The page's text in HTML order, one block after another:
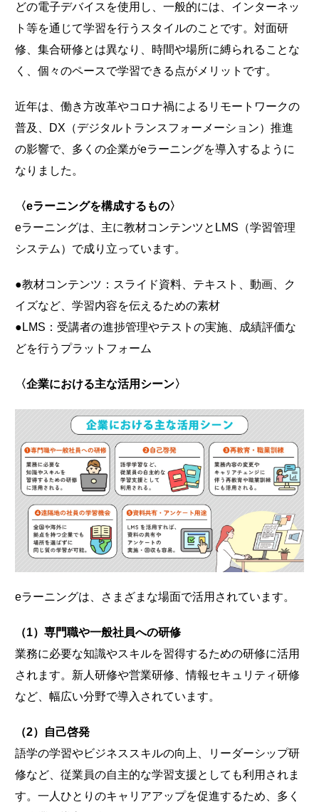
どの電子デバイスを使用し、一般的には、インターネッ
ト等を通じて学習を行うスタイルのことです。対面研
修、集合研修とは異なり、時間や場所に縛られることな
く、個々のペースで学習できる点がメリットです。
近年は、働き方改革やコロナ禍によるリモートワークの
普及、DX（デジタルトランスフォーメーション）推進
の影響で、多くの企業がeラーニングを導入するように
なりました。
〈eラーニングを構成するもの〉
eラーニングは、主に教材コンテンツとLMS（学習管理
システム）で成り立っています。
●教材コンテンツ：スライド資料、テキスト、動画、ク
イズなど、学習内容を伝えるための素材
●LMS：受講者の進捗管理やテストの実施、成績評価な
どを行うプラットフォーム
〈企業における主な活用シーン〉
eラーニングは、さまざまな場面で活用されています。
（1）専門職や一般社員への研修
業務に必要な知識やスキルを習得するための研修に活用
されます。新人研修や営業研修、情報セキュリティ研修
など、幅広い分野で導入されています。
（2）自己啓発
語学の学習やビジネススキルの向上、リーダーシップ研
修など、従業員の自主的な学習支援としても利用されま
す。一人ひとりのキャリアアップを促進するため、多く